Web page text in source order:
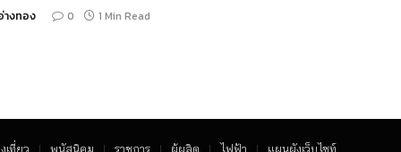
างทอง 0 1 Min Read
เที่ยว พนัสนิคม ราชการ ผู้ผลิต ไฟฟ้า แผนผังเว็บไซท์